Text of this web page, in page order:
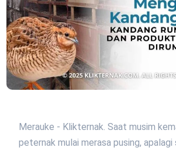
Merauke - Klikternak. Saat musim
peternak mulai merasa pusing, apalagi